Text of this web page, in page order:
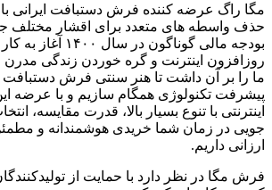
مگا راگ عرضه کننده فرش دستبافت ایرانی
حذف واسطه های متعدد برای اقشار مختلف
بودجه مالی گوناگون در سال
آغاز به
روزافزون اینترنت و گره خوردن زندگی مدرن
ما را بر آن داشت تا هنر سنتی فرش دستبافت
پیشرفت تکنولوژی همگام سازیم و با عرضه
اینترنتی با تنوع بسیار بالا، قدرت مقایسه،
جویی در زمان شما خریدی هوشمندانه و
ارزانی داریم.
فرش مگا در نظر دارد با حمایت از